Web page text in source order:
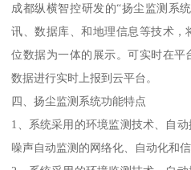
成都纵横智控研发的“扬尘监测系
讯、数据库、和地理信息等技术
位数据为一体的展示。可实时在
数据进行实时上报到云平台。
四、扬尘监测系统功能特点
1、系统采用的环境监测技术、自
噪声自动监测的网络化、自动化和信